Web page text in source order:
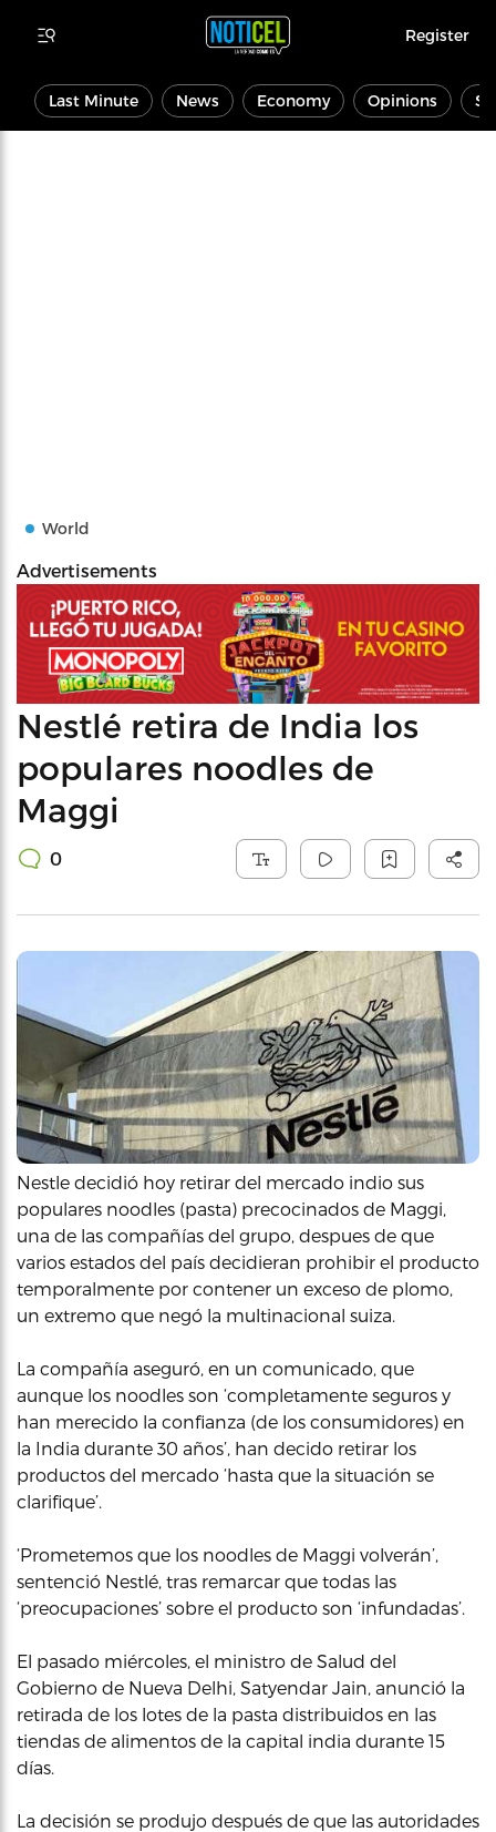
Register
Last Minute News Economy Opinions
World
Advertisements
Nestlé retira de India los
populares noodles de
Maggi
0
Nestle decidió hoy retirar del mercado indio sus
populares noodles (pasta) precocinados de Maggi,
una de las compañías del grupo, despues de que
varios estados del país decidieran prohibir el producto
temporalmente por contener un exceso de plomo,
un extremo que negó la multinacional suiza.
La compañía aseguró, en un comunicado, que
aunque los noodles son ‘completamente seguros y
han merecido la confianza (de los consumidores) en
la India durante 30 años’, han decido retirar los
productos del mercado ‘hasta que la situación se
clarifique’.
‘Prometemos que los noodles de Maggi volverán’,
sentenció Nestlé, tras remarcar que todas las
‘preocupaciones’ sobre el producto son ‘infundadas’.
El pasado miércoles, el ministro de Salud del
Gobierno de Nueva Delhi, Satyendar Jain, anunció la
retirada de los lotes de la pasta distribuidos en las
tiendas de alimentos de la capital india durante 15
días.
La decisión se produjo después de que las autoridades